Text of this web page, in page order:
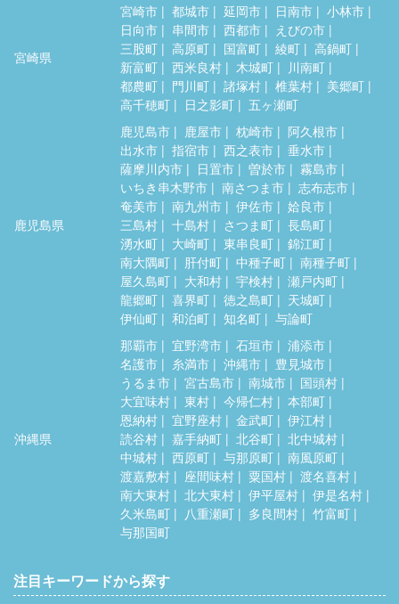
宮崎県
宮崎市 都城市 延岡市 日南市
小林市
日向市
串間市 西都市
えびの市
三股町
高原町 国富町 綾町
高鍋町
新富町
西米良村 木城町
川南町
都農町
門川町 諸塚村 椎葉村
美郷町
高千穂町
日之影町 五ヶ瀬町
鹿児島県
鹿児島市 鹿屋市 枕崎市
阿久根市
出水市
指宿市 西之表市
垂水市
薩摩川内市
日置市 曽於市
霧島市
いちき串木野市
南さつま市
志布志市
奄美市
南九州市 伊佐市
姶良市
三島村
十島村 さつま町
長島町
湧水町
大崎町 東串良町
錦江町
南大隅町
肝付町 中種子町
南種子町
屋久島町
大和村 宇検村
瀬戸内町
龍郷町
喜界町 徳之島町
天城町
伊仙町
和泊町 知名町 与論町
沖縄県
那覇市 宜野湾市 石垣市
浦添市
名護市
糸満市 沖縄市
豊見城市
うるま市
宮古島市 南城市
国頭村
大宜味村
東村 今帰仁村
本部町
恩納村
宜野座村 金武町
伊江村
読谷村
嘉手納町 北谷町
北中城村
中城村
西原町 与那原町
南風原町
渡嘉敷村
座間味村 粟国村
渡名喜村
南大東村
北大東村 伊平屋村
伊是名村
久米島町
八重瀬町 多良間村
竹富町
与那国町
注目キーワードから探す